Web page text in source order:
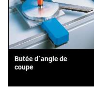
Butée d´angle de
coupe